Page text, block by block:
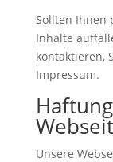
Sollten Ihnen
Inhalte
kontaktieren,
Impressum.
Unsere